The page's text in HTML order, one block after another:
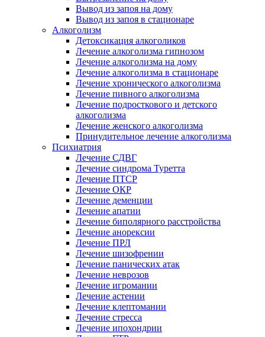
Вывод из запоя на дому
Вывод из запоя в стационаре
Алкоголизм
Детоксикация алкоголиков
Лечение алкоголизма гипнозом
Лечение алкоголизма на дому
Лечение алкоголизма в стационаре
Лечение хронического алкоголизма
Лечение пивного алкоголизма
Лечение подросткового и детского
алкоголизма
Лечение женского алкоголизма
Принудительное лечение алкоголизма
Психиатрия
Лечение СДВГ
Лечение синдрома Туретта
Лечение ПТСР
Лечение ОКР
Лечение деменции
Лечение апатии
Лечение биполярного расстройства
Лечение анорексии
Лечение ПРЛ
Лечение шизофрении
Лечение панических атак
Лечение неврозов
Лечение игромании
Лечение астении
Лечение клептомании
Лечение стресса
Лечение ипохондрии